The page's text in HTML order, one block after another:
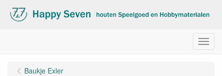
Menu
Baukje Exler